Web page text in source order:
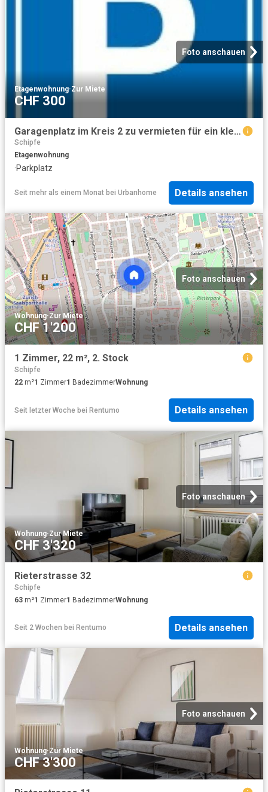
Foto anschauen
Etagenwohnung·Zur Miete
CHF 300
Garagenplatz im Kreis 2 zu vermieten für ein kleines Auto
Schipfe
Etagenwohnung
·Parkplatz
Seit mehr als einem Monat bei Urbanhome Details ansehen
Foto anschauen
Wohnung·Zur Miete
CHF 1'200
1 Zimmer, 22 m², 2. Stock
Schipfe
22 m²1 Zimmer1 BadezimmerWohnung
Seit letzter Woche bei Rentumo Details ansehen
Foto anschauen
Wohnung·Zur Miete
CHF 3'320
Rieterstrasse 32
Schipfe
63 m²1 Zimmer1 BadezimmerWohnung
Seit 2 Wochen bei Rentumo Details ansehen
Foto anschauen
Wohnung·Zur Miete
CHF 3'300